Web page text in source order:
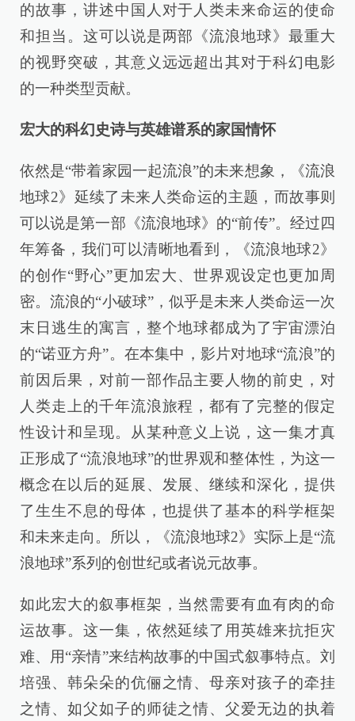
的故事，讲述中国人对于人类未来命运的使命
和担当。这可以说是两部《流浪地球》最重大
的视野突破，其意义远远超出其对于科幻电影
的一种类型贡献。
宏大的科幻史诗与英雄谱系的家国情怀
依然是“带着家园一起流浪”的未来想象，《流浪
地球2》延续了未来人类命运的主题，而故事则
可以说是第一部《流浪地球》的“前传”。经过四
年筹备，我们可以清晰地看到，《流浪地球2》
的创作“野心”更加宏大、世界观设定也更加周
密。流浪的“小破球”，似乎是未来人类命运一次
末日逃生的寓言，整个地球都成为了宇宙漂泊
的“诺亚方舟”。在本集中，影片对地球“流浪”的
前因后果，对前一部作品主要人物的前史，对
人类走上的千年流浪旅程，都有了完整的假定
性设计和呈现。从某种意义上说，这一集才真
正形成了“流浪地球”的世界观和整体性，为这一
概念在以后的延展、发展、继续和深化，提供
了生生不息的母体，也提供了基本的科学框架
和未来走向。所以，《流浪地球2》实际上是“流
浪地球”系列的创世纪或者说元故事。
如此宏大的叙事框架，当然需要有血有肉的命
运故事。这一集，依然延续了用英雄来抗拒灾
难、用“亲情”来结构故事的中国式叙事特点。刘
培强、韩朵朵的伉俪之情、母亲对孩子的牵挂
之情、如父如子的师徒之情、父爱无边的执着